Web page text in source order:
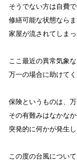
そうでない方は自費
修繕可能な状態ならま
家屋が流されてしま
ここ最近の異常気象
万一の場合に助けて
保険というものは、
その有難みはなかなか
突発的に何かが発生
この度の台風につい